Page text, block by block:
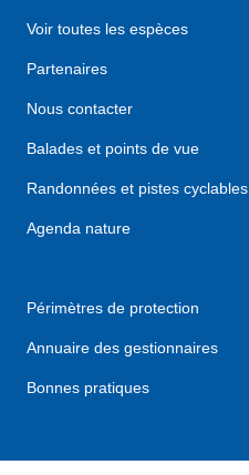
Voir toutes les espèces
Partenaires
Nous contacter
Balades et points de vue
Randonnées et pistes cyclables
Agenda nature
Périmètres de protection
Annuaire des gestionnaires
Bonnes pratiques